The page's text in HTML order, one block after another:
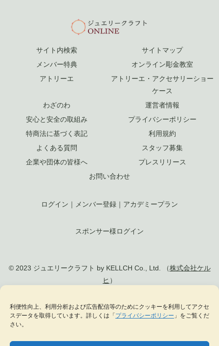
利便性向上、利用分析および広告配信等のためにクッキーを利用してアクセ
スデータを取得しています。詳しくは「 プライバシーポリシー 」をご覧くだ
さい。
サイト内検索
サイトマップ
メンバー特典
オンライン彫金教室
アトリーエ
アトリーエ・アクセサリーショー
ケース
わざのわ
運営者情報
安心と安全の取組み
プライバシーポリシー
特商法に基づく表記
利用規約
よくある質問
スタッフ募集
企業や団体の皆様へ
プレスリリース
お問い合わせ
ログイン ｜ メンバー登録 ｜ アカデミープラン
スポンサー様ログイン
© 2023 ジュエリークラフト by KELLCH Co., Ltd. （株式会社ケル
ヒ ）
私達は、地方創生SDGs官民連携プラットフォームに加盟しています
私達は、（一社）日本ジュエリー協会 の正会員として日本のジュエリー文化の発